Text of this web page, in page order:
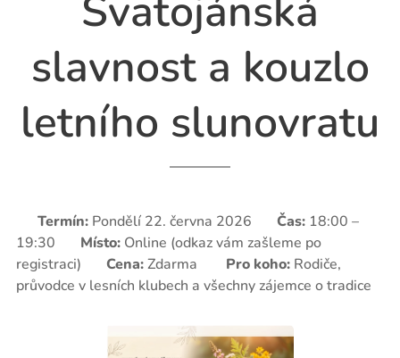
slavnost a kouzlo
letního slunovratu
Termín: Pondělí 22. června 2026 ⏰ Čas: 18:00 –
19:30 📍 Místo: Online (odkaz vám zašleme po
registraci) 💰 Cena:Zdarma 👨‍👩‍👧‍👦 Pro koho: Rodiče,
průvodce v lesních klubech a všechny zájemce o tradice